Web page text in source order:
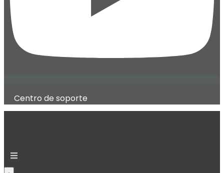
Centro de soporte